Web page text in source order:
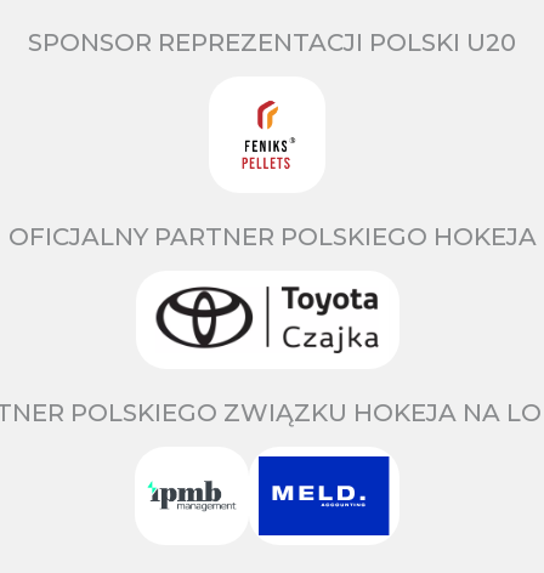
SPONSOR REPREZENTACJI POLSKI U20
OFICJALNY PARTNER POLSKIEGO HOKEJA
POLSKIEGO ZWIĄZKU HOKEJA NA